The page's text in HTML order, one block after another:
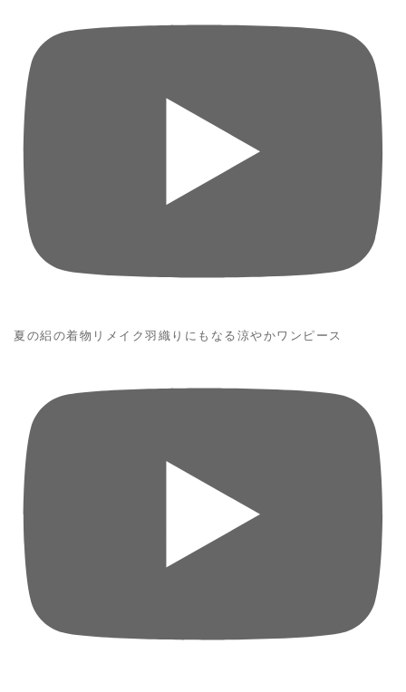
夏の絽の着物リメイク羽織りにもなる涼やかワンピース